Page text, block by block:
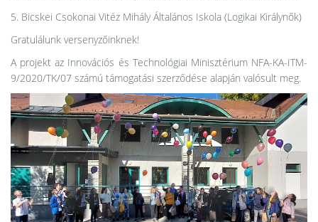
5. Bicskei Csokonai Vitéz Mihály Általános Iskola (Logikai Királynők)
Gratulálunk versenyzőinknek!
A projekt az Innovációs és Technológiai Minisztérium NFA-KA-ITM-
9/2020/TK/07 számú támogatási szerződése alapján valósult meg.